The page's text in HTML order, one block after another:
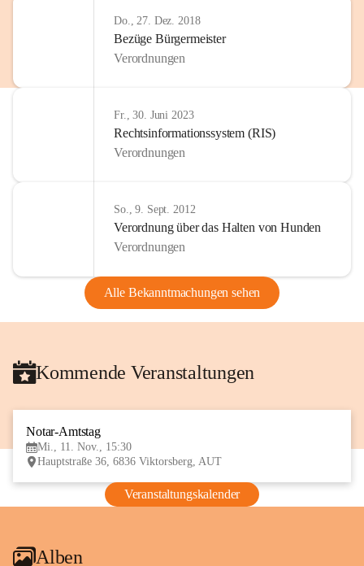
Do., 27. Dez. 2018
Bezüge Bürgermeister
Verordnungen
Fr., 30. Juni 2023
Rechtsinformationssystem (RIS)
Verordnungen
So., 9. Sept. 2012
Verordnung über das Halten von Hunden
Verordnungen
Alle Bekanntmachungen sehen
Kommende Veranstaltungen
Notar-Amtstag
Mi., 11. Nov., 15:30
Hauptstraße 36, 6836 Viktorsberg, AUT
Veranstaltungskalender
Alben